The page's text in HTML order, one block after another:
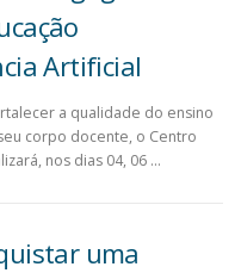
Artificial
a qualidade do ensino
corpo docente, o Centro
nos dias 04, 06 …
uma